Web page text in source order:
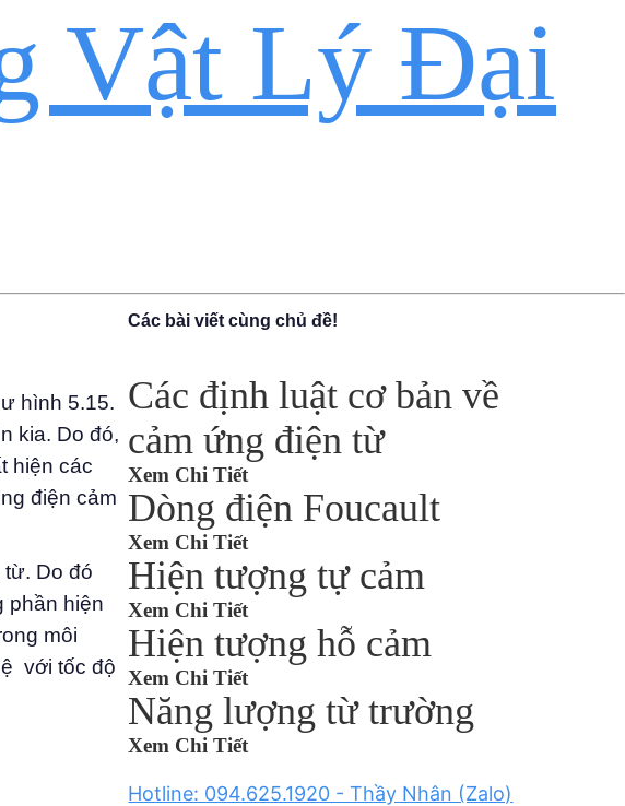
Vật Lý Đại
hình 5.15.
kia. Do đó,
hiện các
điện cảm
Do đó
phần hiện
môi
với tốc độ
Các bài viết cùng chủ đề!
Các định luật cơ bản về
cảm ứng điện từ
Xem Chi Tiết
Dòng điện Foucault
Xem Chi Tiết
Hiện tượng tự cảm
Xem Chi Tiết
Hiện tượng hỗ cảm
Xem Chi Tiết
Năng lượng từ trường
Xem Chi Tiết
Hotline: 094.625.1920 - Thầy Nhân (Zalo)